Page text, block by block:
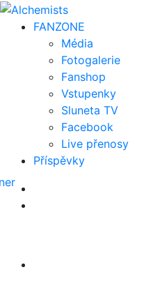
FANZONE
Média
Fotogalerie
Fanshop
Vstupenky
Sluneta TV
Facebook
Live přenosy
Příspěvky